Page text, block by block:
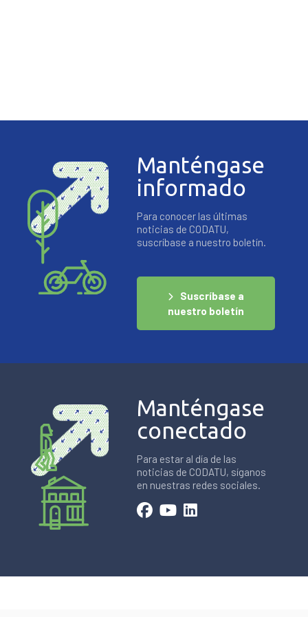
Manténgase
informado
Para conocer las últimas
noticias de CODATU,
suscríbase a nuestro boletín.
Suscríbase a
nuestro boletín
Manténgase
conectado
Para estar al día de las
noticias de CODATU, síganos
en nuestras redes sociales.